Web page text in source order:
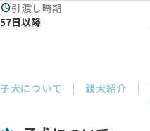
schedule引渡し時期
57日以降
子犬について 親犬紹介